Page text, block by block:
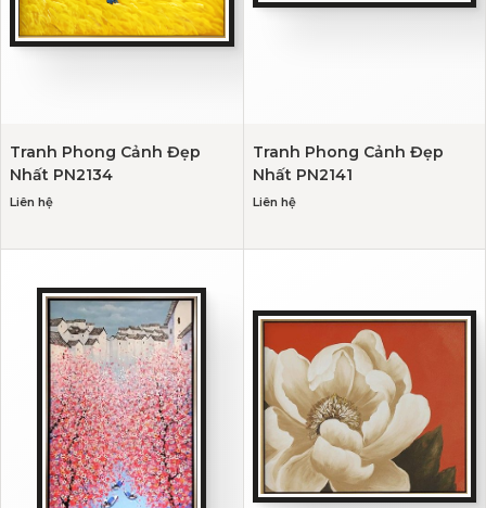
Tranh Phong Cảnh Đẹp
Nhất PN2134
Liên hệ
Tranh Phong Cảnh Đẹp
Nhất PN2141
Liên hệ